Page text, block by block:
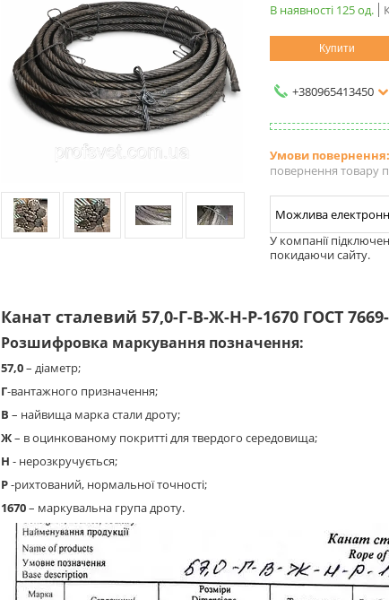
В наявності 125 од.
Купити
+380965413450
повернення товару
У компанії
покидаючи сайту.
Канат сталевий 57,0-Г-В-Ж-Н-Р-1670 ГОСТ
Розшифровка маркування позначення:
57,0– діаметр;
Г-вантажного призначення;
В – найвища марка стали дроту;
Ж– в оцинкованому покритті для твердого середовища;
Н - нерозкручується;
Р-рихтований, нормальної точності;
1670– маркувальна група дроту.